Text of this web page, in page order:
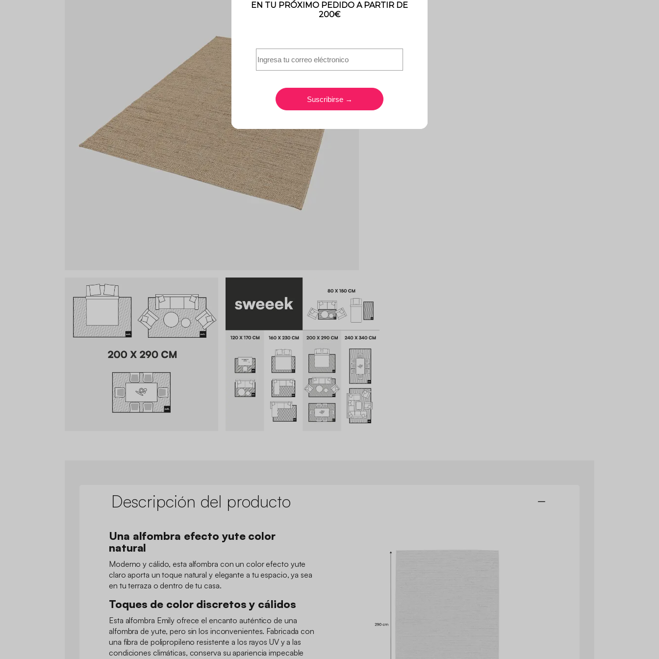
Descripción del producto
Una alfombra efecto yute color
natural
Moderno y cálido, esta alfombra con un color efecto yute
claro aporta un toque natural y elegante a tu espacio, ya sea
en tu terraza o dentro de tu casa.
Toques de color discretos y cálidos
Esta alfombra Emily ofrece el encanto auténtico de una
alfombra de yute, pero sin los inconvenientes. Fabricada con
una fibra de polipropileno resistente a los rayos UV y a las
condiciones climáticas, conserva su apariencia impecable